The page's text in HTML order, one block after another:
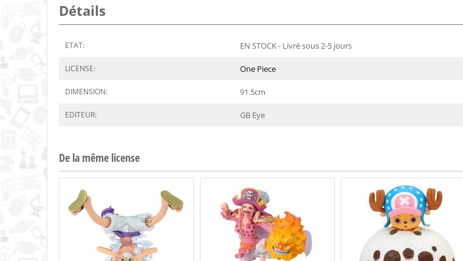
Détails
ETAT: EN STOCK - Livré sous 2-5 jours
LICENSE: One Piece
DIMENSION: 91.5cm
EDITEUR: GB Eye
De la même license